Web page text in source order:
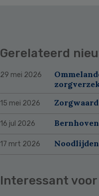
Gerelateerd
29 mei 2026
15 mei 2026
16 jul 2026
17 mrt 2026
Interessant voor